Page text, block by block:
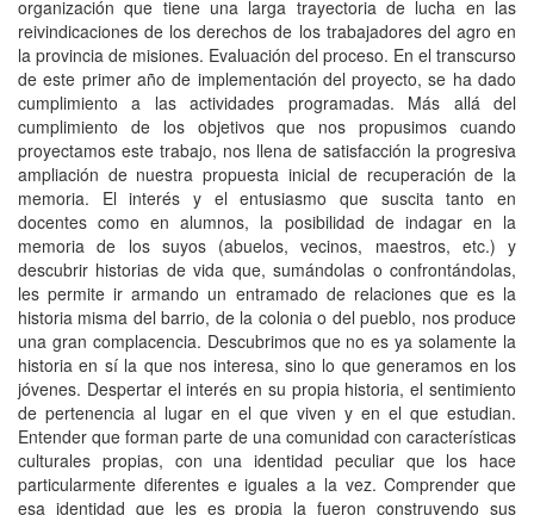
organización que tiene una larga trayectoria de lucha en las
reivindicaciones de los derechos de los trabajadores del agro en
la provincia de misiones. Evaluación del proceso. En el transcurso
de este primer año de implementación del proyecto, se ha dado
cumplimiento a las actividades programadas. Más allá del
cumplimiento de los objetivos que nos propusimos cuando
proyectamos este trabajo, nos llena de satisfacción la progresiva
ampliación de nuestra propuesta inicial de recuperación de la
memoria. El interés y el entusiasmo que suscita tanto en
docentes como en alumnos, la posibilidad de indagar en la
memoria de los suyos (abuelos, vecinos, maestros, etc.) y
descubrir historias de vida que, sumándolas o confrontándolas,
les permite ir armando un entramado de relaciones que es la
historia misma del barrio, de la colonia o del pueblo, nos produce
una gran complacencia. Descubrimos que no es ya solamente la
historia en sí la que nos interesa, sino lo que generamos en los
jóvenes. Despertar el interés en su propia historia, el sentimiento
de pertenencia al lugar en el que viven y en el que estudian.
Entender que forman parte de una comunidad con características
culturales propias, con una identidad peculiar que los hace
particularmente diferentes e iguales a la vez. Comprender que
esa identidad que les es propia la fueron construyendo sus